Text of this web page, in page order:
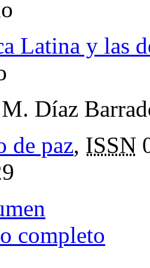
Latina y las
Díaz
de paz, ISSN
completo